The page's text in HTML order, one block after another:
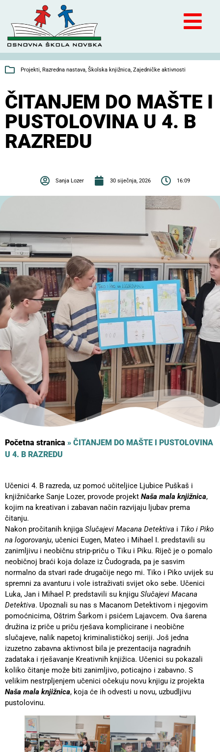
Projekti, Razredna nastava, Školska knjižnica, Zajedničke aktivnosti
ČITANJEM DO MAŠTE I
PUSTOLOVINA U 4. B
RAZREDU
Sanja Lozer 30 siječnja, 2026 16:09
Početna stranica » ČITANJEM DO MAŠTE I PUSTOLOVINA
U 4. B RAZREDU
Učenici 4. B razreda, uz pomoć učiteljice Ljubice Puškaš i
knjižničarke Sanje Lozer, provode projekt Naša mala knjižnica,
kojim na kreativan i zabavan način razvijaju ljubav prema
čitanju.
Nakon pročitanih knjiga Slučajevi Macana Detektiva i Tiko i Piko
na logorovanju, učenici Eugen, Mateo i Mihael I. predstavili su
zanimljivu i neobičnu strip-priču o Tiku i Piku. Riječ je o pomalo
neobičnoj braći koja dolaze iz Čudograda, pa je sasvim
normalno da stvari rade drugačije nego mi. Tiko i Piko uvijek su
spremni za avanturu i vole istraživati svijet oko sebe. Učenici
Luka, Jan i Mihael P. predstavili su knjigu Slučajevi Macana
Detektiva. Upoznali su nas s Macanom Detektivom i njegovim
pomoćnicima, Oštrim Šarkom i psićem Lajavcem. Ova šarena
družina iz priče u priču rješava komplicirane i neobične
slučajeve, nalik napetoj kriminalističkoj seriji. Još jedna
izuzetno zabavna aktivnost bila je prezentacija nagradnih
zadataka i rješavanje Kreativnih knjižica. Učenici su pokazali
koliko čitanje može biti zanimljivo, poticajno i zabavno. S
velikim nestrpljenjem učenici očekuju novu knjigu iz projekta
Naša mala knjižnica, koja će ih odvesti u novu, uzbudljivu
pustolovinu.